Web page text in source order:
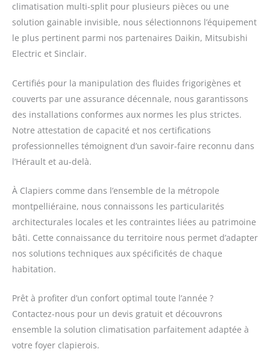
climatisation multi-split pour plusieurs pièces ou une
solution gainable invisible, nous sélectionnons l’équipement
le plus pertinent parmi nos partenaires Daikin, Mitsubishi
Electric et Sinclair.
Certifiés pour la manipulation des fluides frigorigènes et
couverts par une assurance décennale, nous garantissons
des installations conformes aux normes les plus strictes.
Notre attestation de capacité et nos certifications
professionnelles témoignent d’un savoir-faire reconnu dans
l’Hérault et au-delà.
À Clapiers comme dans l’ensemble de la métropole
montpelliéraine, nous connaissons les particularités
architecturales locales et les contraintes liées au patrimoine
bâti. Cette connaissance du territoire nous permet d’adapter
nos solutions techniques aux spécificités de chaque
habitation.
Prêt à profiter d’un confort optimal toute l’année ?
Contactez-nous pour un devis gratuit et découvrons
ensemble la solution climatisation parfaitement adaptée à
votre foyer clapierois.